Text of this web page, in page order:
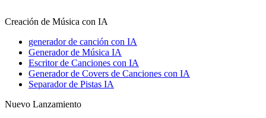
Creación de Música con IA
generador de canción con IA
Generador de Música IA
Escritor de Canciones con IA
Generador de Covers de Canciones con IA
Separador de Pistas IA
Nuevo Lanzamiento